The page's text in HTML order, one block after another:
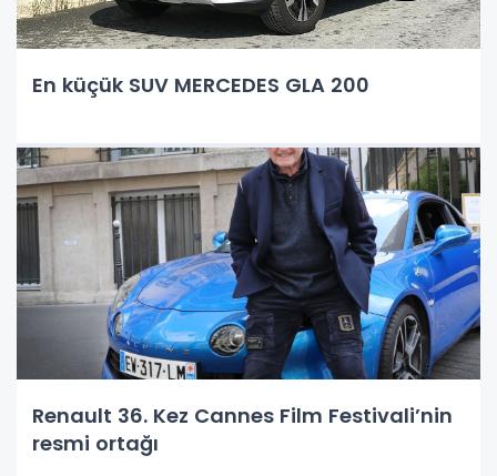
En küçük SUV MERCEDES GLA 200
Renault 36. Kez Cannes Film Festivali’nin
resmi ortağı